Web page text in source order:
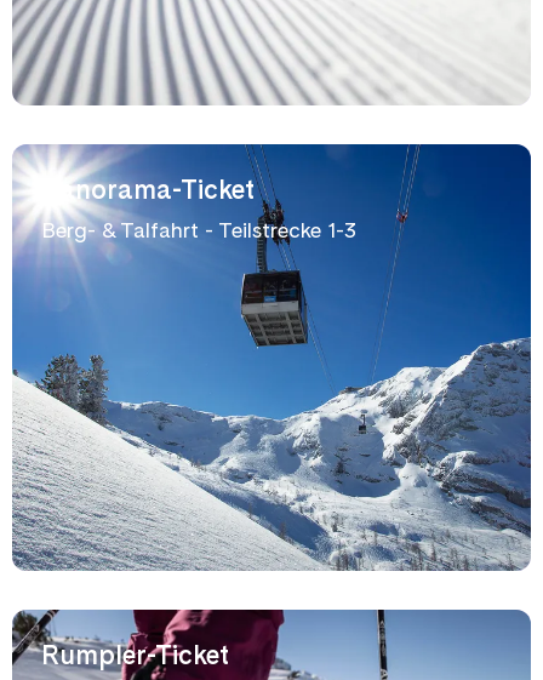
Panorama-Ticket
Berg- & Talfahrt - Teilstrecke 1-3
Rumpler-Ticket